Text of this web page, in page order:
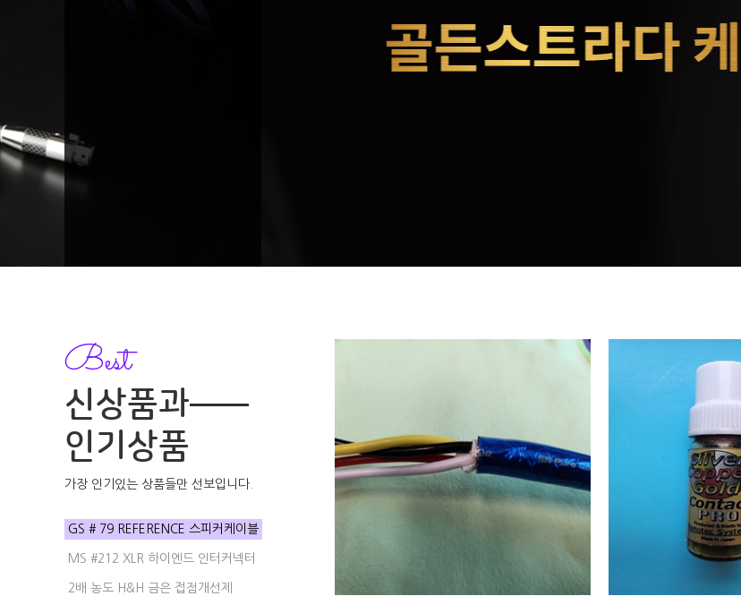
Best
신상품과
인기상품
가장 인기있는 상품들만 선보입니다.
GS # 79 REFERENCE 스피커케이블
MS #212 XLR 하이엔드 인터커넥터
2배 농도 H&H 금은 접점개선제